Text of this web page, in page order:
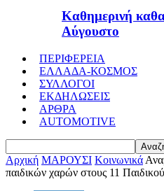
Καθημερινή
Αύγουστο
ΠΕΡΙΦΕΡΕΙΑ
ΕΛΛΑΔΑ-ΚΟΣΜΟΣ
ΣΥΛΛΟΓΟΙ
ΕΚΔΗΛΩΣΕΙΣ
ΑΡΘΡΑ
AUTOMOTIVE
Αρχική ΜΑΡΟΥΣΙ Κοινωνικά
παιδικών χαρών στους 11